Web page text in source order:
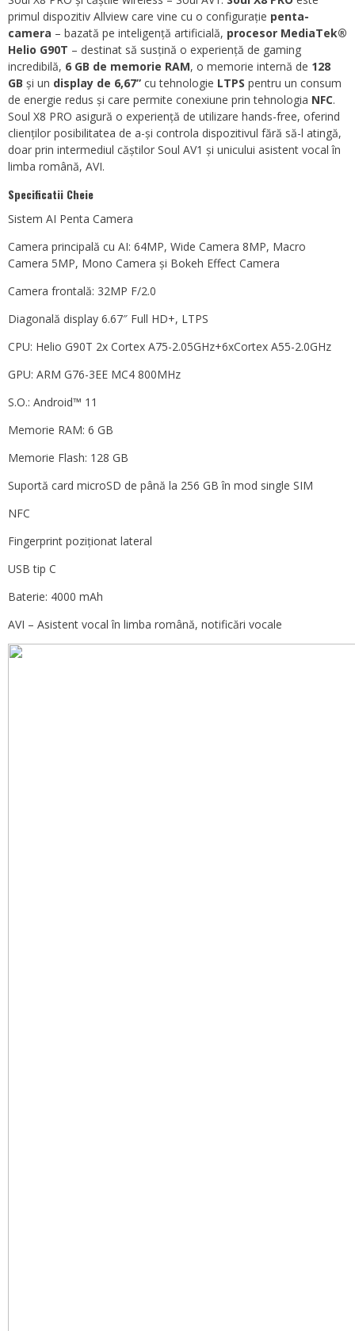
primul dispozitiv Allview care vine cu o configurație penta-
camera – bazată pe inteligență artificială, procesor MediaTek®
Helio G90T – destinat să susțină o experiență de gaming
incredibilă, 6 GB de memorie RAM, o memorie internă de 128
GB și un display de 6,67” cu tehnologie LTPS pentru un consum
de energie redus și care permite conexiune prin tehnologia NFC.
Soul X8 PRO asigură o experiență de utilizare hands-free, oferind
clienților posibilitatea de a-și controla dispozitivul fără să-l atingă,
doar prin intermediul căștilor Soul AV1 și unicului asistent vocal în
limba română, AVI.
Specificatii Cheie
Sistem AI Penta Camera
Camera principală cu AI: 64MP, Wide Camera 8MP, Macro
Camera 5MP, Mono Camera și Bokeh Effect Camera
Camera frontală: 32MP F/2.0
Diagonală display 6.67″ Full HD+, LTPS
CPU: Helio G90T 2x Cortex A75-2.05GHz+6xCortex A55-2.0GHz
GPU: ARM G76-3EE MC4 800MHz
S.O.: Android™ 11
Memorie RAM: 6 GB
Memorie Flash: 128 GB
Suportă card microSD de până la 256 GB în mod single SIM
NFC
Fingerprint poziționat lateral
USB tip C
Baterie: 4000 mAh
AVI – Asistent vocal în limba română, notificări vocale